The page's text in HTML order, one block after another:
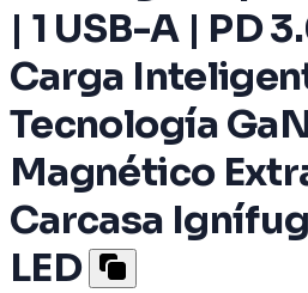
| 1 USB-A | PD
Carga
Tecnología
Magnético
Carcasa
LED